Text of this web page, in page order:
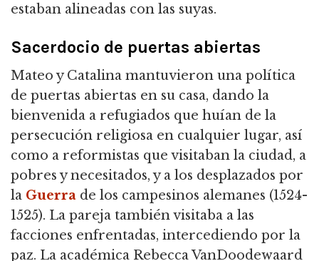
estaban alineadas con las suyas.
Sacerdocio de puertas abiertas
Mateo y Catalina mantuvieron una política
de puertas abiertas en su casa, dando la
bienvenida a refugiados que huían de la
persecución religiosa en cualquier lugar, así
como a reformistas que visitaban la ciudad, a
pobres y necesitados, y a los desplazados por
la Guerra de los campesinos alemanes (1524-
1525). La pareja también visitaba a las
facciones enfrentadas, intercediendo por la
paz. La académica Rebecca VanDoodewaard